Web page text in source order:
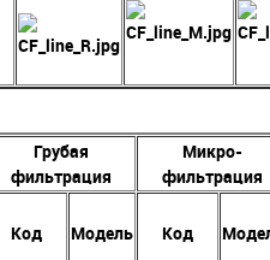
Грубая
фильтрация
Микро-
фильтрация
Код Модель Код